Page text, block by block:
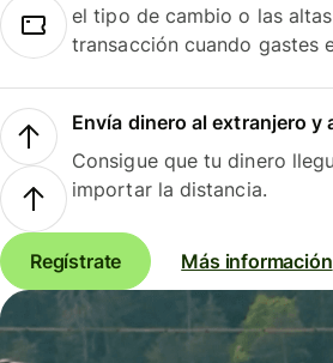
el tipo de cambio o las
transacción cuando gastes
Envía dinero al extranjero y
Consigue que tu dinero
importar la distancia.
Regístrate Más información